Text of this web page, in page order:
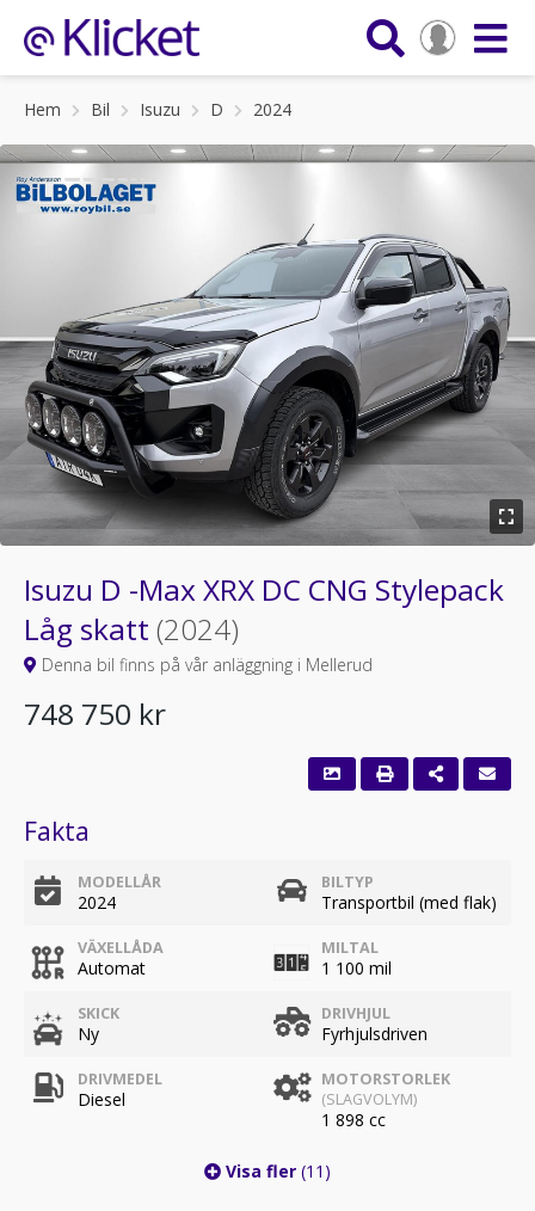
Hem Bil Isuzu D 2024
Isuzu D -Max XRX DC CNG Stylepack
Låg skatt (2024)
Denna bil finns på vår anläggning i Mellerud
748 750 kr
Fakta
MODELLÅR
2024
BILTYP
Transportbil (med flak)
VÄXELLÅDA
Automat
MILTAL
1 100 mil
SKICK
Ny
DRIVHJUL
Fyrhjulsdriven
DRIVMEDEL
Diesel
MOTORSTORLEK
(SLAGVOLYM)
1 898 cc
Visa fler (11)